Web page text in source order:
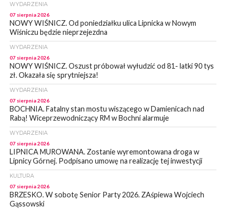
WYDARZENIA
07 sierpnia 2026
NOWY WIŚNICZ. Od poniedziałku ulica Lipnicka w Nowym
Wiśniczu będzie nieprzejezdna
WYDARZENIA
07 sierpnia 2026
NOWY WIŚNICZ. Oszust próbował wyłudzić od 81- latki 90 tys
zł. Okazała się sprytniejsza!
WYDARZENIA
07 sierpnia 2026
BOCHNIA. Fatalny stan mostu wiszącego w Damienicach nad
Rabą! Wiceprzewodniczący RM w Bochni alarmuje
WYDARZENIA
07 sierpnia 2026
LIPNICA MUROWANA. Zostanie wyremontowana droga w
Lipnicy Górnej. Podpisano umowę na realizację tej inwestycji
KULTURA
07 sierpnia 2026
BRZESKO. W sobotę Senior Party 2026. ZAśpiewa Wojciech
Gąssowski